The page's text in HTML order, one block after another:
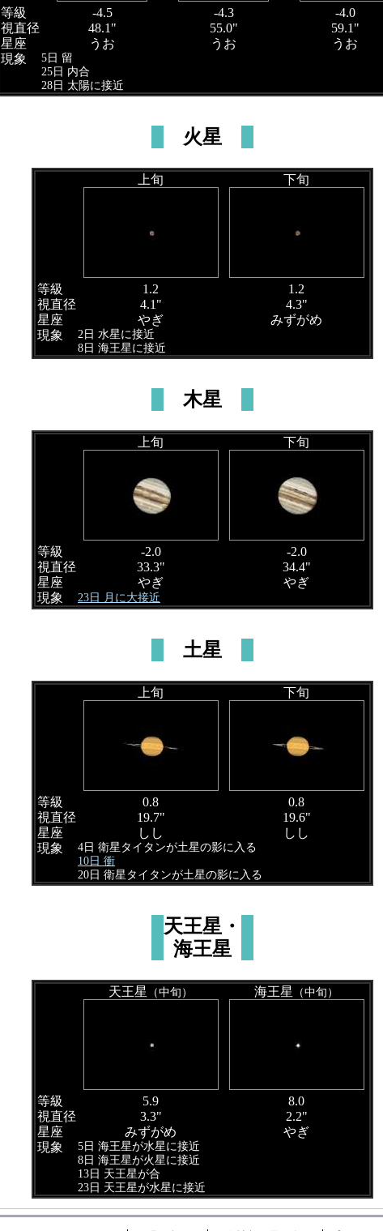
等級 -4.5 -4.3
-4.0
視直径
48.1" 55.0"
59.1"
星座
うお うお
うお
現象
5日 留
25日 内合
28日 太陽に接近
火星
上旬 下旬
等級 1.2
1.2
視直径
4.1"
4.3"
星座
やぎ
みずがめ
現象
2日 水星に接近
8日 海王星に接近
木星
上旬 下旬
等級 -2.0
-2.0
視直径
33.3"
34.4"
星座
やぎ
やぎ
現象
23日 月に大接近
土星
上旬 下旬
等級 0.8
0.8
視直径
19.7"
19.6"
星座
しし
しし
現象
4日 衛星タイタンが土星の影に入る
10日 衝
20日 衛星タイタンが土星の影に入る
天王星・
海王星
天王星 （中旬） 海王星 （中旬）
等級 5.9
8.0
視直径
3.3"
2.2"
星座
みずがめ
やぎ
現象
5日 海王星が水星に接近
8日 海王星が火星に接近
13日 天王星が合
23日 天王星が水星に接近